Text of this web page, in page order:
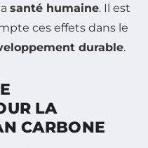
santé humaine. Il est
ces effets dans le
durable.
LA
CARBONE